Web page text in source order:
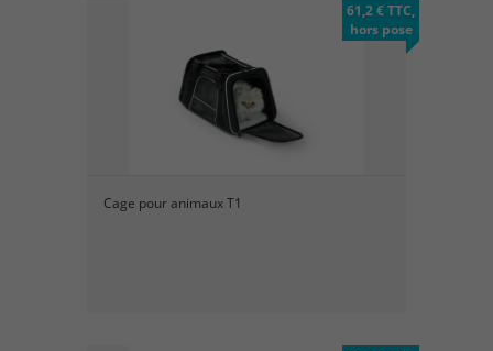
61,2 € TTC,
hors pose
Cage pour animaux T1